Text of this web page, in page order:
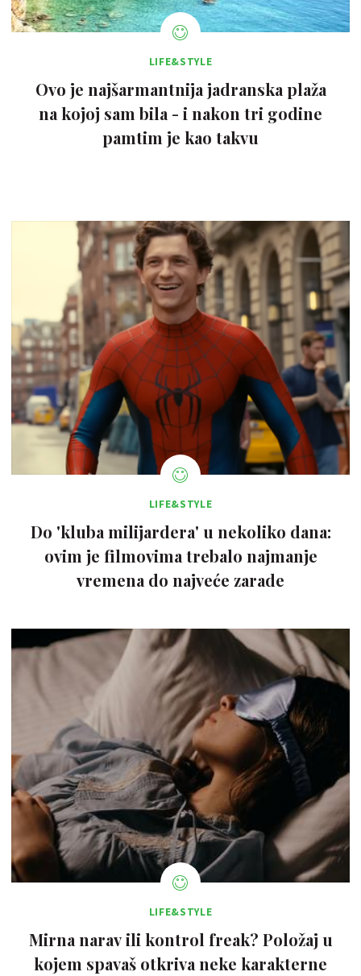
LIFE&STYLE
Ovo je najšarmantnija jadranska plaža
na kojoj sam bila - i nakon tri godine
pamtim je kao takvu
LIFE&STYLE
Do 'kluba milijardera' u nekoliko dana:
ovim je filmovima trebalo najmanje
vremena do najveće zarade
LIFE&STYLE
Mirna narav ili kontrol freak? Položaj u
kojem spavaš otkriva neke karakterne